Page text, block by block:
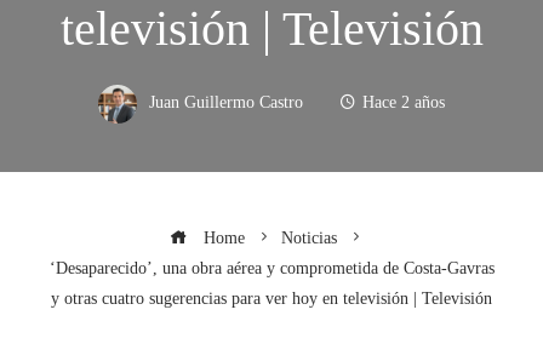
televisión | Televisión
Juan Guillermo Castro Hace 2 años
Home
Noticias
‘Desaparecido’, una obra aérea y comprometida de Costa-Gavras
y otras cuatro sugerencias para ver hoy en televisión | Televisión